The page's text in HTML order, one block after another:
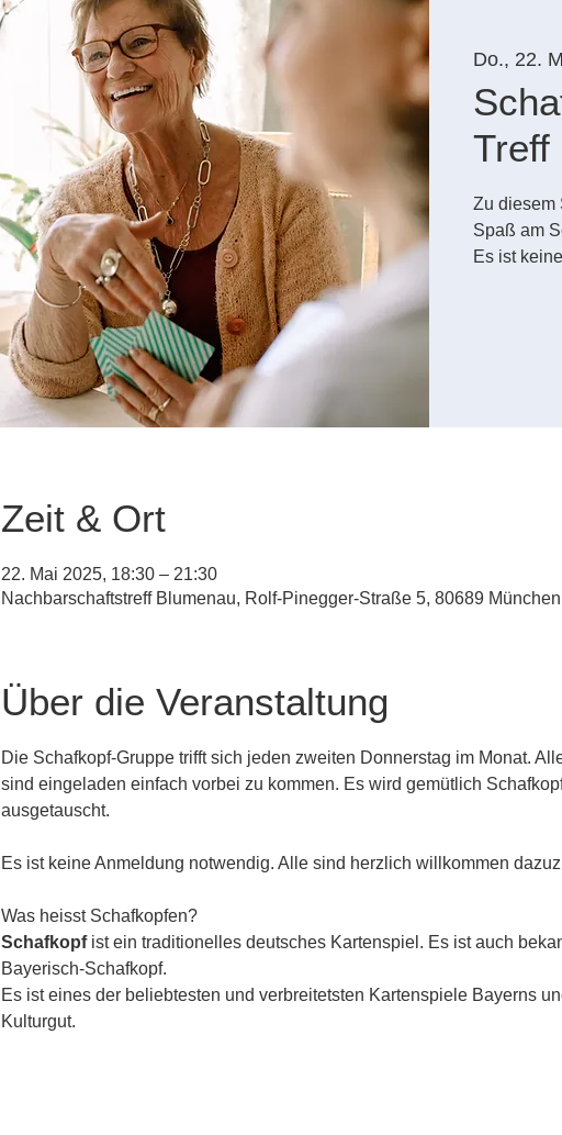
Do., 22.
Treff
Zu diesem
Spaß am
Es ist
Zeit & Ort
22. Mai 2025, 18:30 – 21:30
Nachbarschaftstreff Blumenau, Rolf-Pinegger-Straße 5, 80689
Über die Veranstaltung
Die Schafkopf-Gruppe trifft sich jeden zweiten Donnerstag im Monat.
sind eingeladen einfach vorbei zu kommen. Es wird gemütlich
ausgetauscht.
Es ist keine Anmeldung notwendig. Alle sind herzlich willkommen
Was heisst Schafkopfen?
Schafkopf ist ein traditionelles deutsches Kartenspiel. Es ist auch
Bayerisch-Schafkopf.
Es ist eines der beliebtesten und verbreitetsten Kartenspiele Bayerns
Kulturgut.